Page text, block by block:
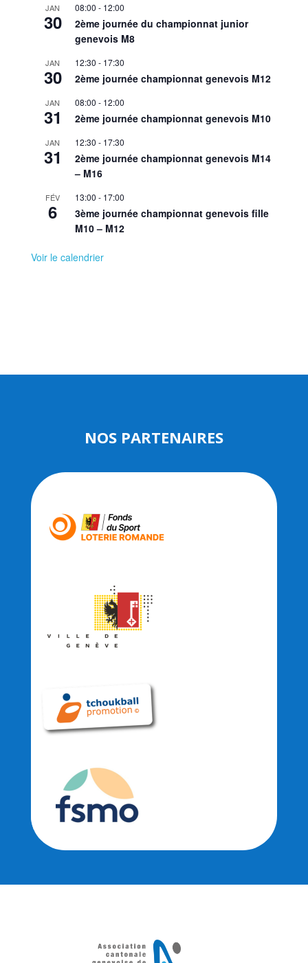
JAN
30
08:00 - 12:00
2ème journée du championnat junior
genevois M8
JAN
30
12:30 - 17:30
2ème journée championnat genevois M12
JAN
31
08:00 - 12:00
2ème journée championnat genevois M10
JAN
31
12:30 - 17:30
2ème journée championnat genevois M14
– M16
FÉV
6
13:00 - 17:00
3ème journée championnat genevois fille
M10 – M12
Voir le calendrier
NOS PARTENAIRES